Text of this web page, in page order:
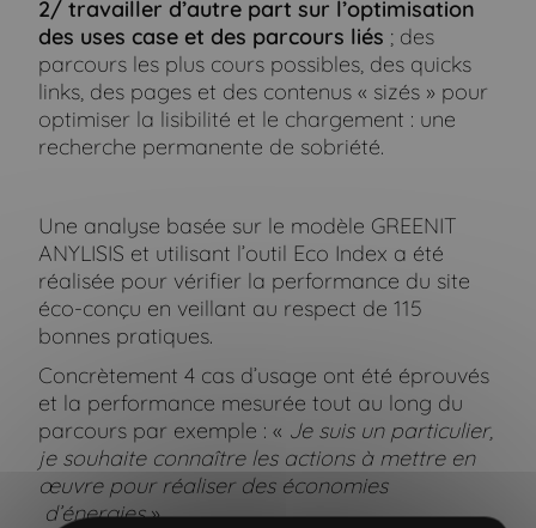
2/ travailler d’autre part sur l’optimisation
des uses case et des parcours liés ; des
parcours les plus cours possibles, des quicks
links, des pages et des contenus « sizés » pour
optimiser la lisibilité et le chargement : une
recherche permanente de sobriété.
Une analyse basée sur le modèle GREENIT
ANYLISIS et utilisant l’outil Eco Index a été
réalisée pour vérifier la performance du site
éco-conçu en veillant au respect de 115
bonnes pratiques.
Concrètement 4 cas d’usage ont été éprouvés
et la performance mesurée tout au long du
parcours par exemple : « Je suis un particulier,
je souhaite connaître les actions à mettre en
œuvre pour réaliser des économies
d’énergies».